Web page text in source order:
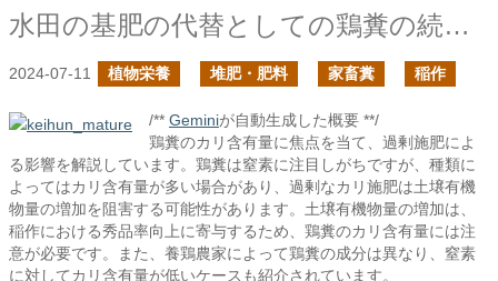
水田の基肥の代替としての鶏糞の続きの続き
2024-07-11 植物栄養 堆肥・肥料 家畜糞 稲作
/** Geminiが自動生成した概要 **/
鶏糞のカリ含有量に焦点を当て、過剰施肥によ
る影響を解説しています。鶏糞は窒素に注目しがちですが、種類に
よってはカリ含有量が多い場合があり、過剰なカリ施肥は土壌有機
物量の増加を阻害する可能性があります。土壌有機物量の増加は、
稲作における秀品率向上に寄与するため、鶏糞のカリ含有量には注
意が必要です。また、養鶏農家によって鶏糞の成分は異なり、窒素
に対してカリ含有量が低いケースも紹介されています。